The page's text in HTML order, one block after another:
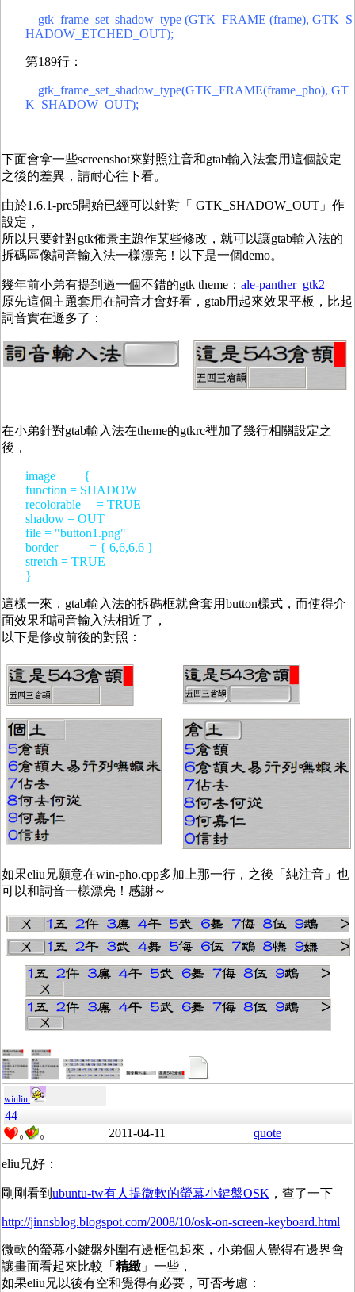
gtk_frame_set_shadow_type (GTK_FRAME (frame), GTK_S
HADOW_ETCHED_OUT);
第189行：
gtk_frame_set_shadow_type(GTK_FRAME(frame_pho), GT
K_SHADOW_OUT);
下面會拿一些screenshot來對照注音和gtab輸入法套用這個設定
之後的差異，請耐心往下看。
由於1.6.1-pre5開始已經可以針對「 GTK_SHADOW_OUT」作
設定，
所以只要針對gtk佈景主題作某些修改，就可以讓gtab輸入法的
拆碼區像詞音輸入法一樣漂亮！以下是一個demo。
幾年前小弟有提到過一個不錯的gtk theme： ale-panther_gtk2
原先這個主題套用在詞音才會好看，gtab用起來效果平板，比起
詞音實在遜多了：
在小弟針對gtab輸入法在theme的gtkrc裡加了幾行相關設定之
後，
image {
function = SHADOW
recolorable = TRUE
shadow = OUT
file = "button1.png"
border = { 6,6,6,6 }
stretch = TRUE
}
這樣一來，gtab輸入法的拆碼框就會套用button樣式，而使得介
面效果和詞音輸入法相近了，
以下是修改前後的對照：
如果eliu兄願意在win-pho.cpp多加上那一行，之後「純注音」也
可以和詞音一樣漂亮！感謝～
winlin
44
0 0 2011-04-11 quote
eliu兄好：
剛剛看到 ubuntu-tw有人提微軟的螢幕小鍵盤OSK ，查了一下
http://jinnsblog.blogspot.com/2008/10/osk-on-screen-keyboard.html
微軟的螢幕小鍵盤外圍有邊框包起來，小弟個人覺得有邊界會
讓畫面看起來比較「 精緻 」一些，
如果eliu兄以後有空和覺得有必要，可否考慮：